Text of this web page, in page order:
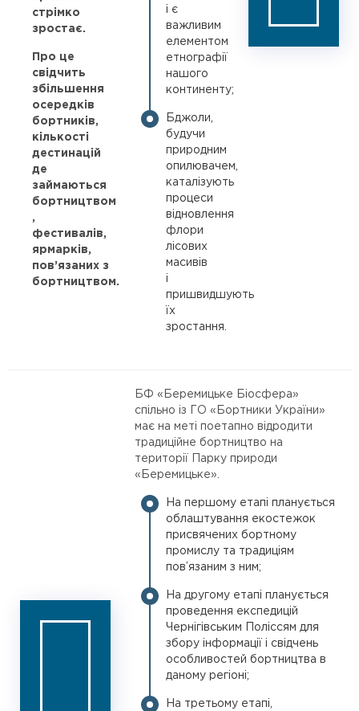
стрімко
зростає.
Про це
свідчить
збільшення
осередків
бортників,
кількості
дестинацій
де
займаються
бортництвом
,
фестивалів,
ярмарків,
пов’язаних з
бортництвом.
і є
важливим
елементом
етнографії
нашого
континенту;
Бджоли,
будучи
природним
опилювачем,
каталізують
процеси
відновлення
флори
лісових
масивів
і
пришвидшують
їх
зростання.
БФ «Беремицьке Біосфера»
спільно із ГО «Бортники України»
має на меті поетапно відродити
традиційне бортництво на
території Парку природи
«Беремицьке».
На першому етапі планується
облаштування екостежок
присвячених бортному
промислу та традиціям
пов’язаним з ним;
На другому етапі планується
проведення експедицій
Чернігівським Поліссям для
збору інформації і свідчень
особливостей бортництва в
даному регіоні;
На третьому етапі,